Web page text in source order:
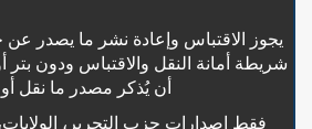
يجوز الاقتباس وإعادة نشر ما يصدر
شريطة أمانة النقل والاقتباس ودون بتر
أن يُذكر مصدر ما نقل
فقط إصدارات حزب التحرير، الولايات،